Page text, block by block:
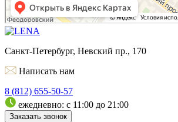
Санкт-Петербург, Невский пр., 170
Написать нам
8 (812) 655-50-57
ежедневно: с 11:00 до 21:00
Заказать звонок